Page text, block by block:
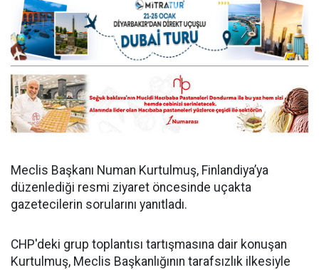
Meclis Başkanı Numan Kurtulmuş, Finlandiya’ya
düzenlediği resmi ziyaret öncesinde uçakta
gazetecilerin sorularını yanıtladı.
CHP'deki grup toplantısı tartışmasına dair konuşan
Kurtulmuş, Meclis Başkanlığının tarafsızlık ilkesiyle